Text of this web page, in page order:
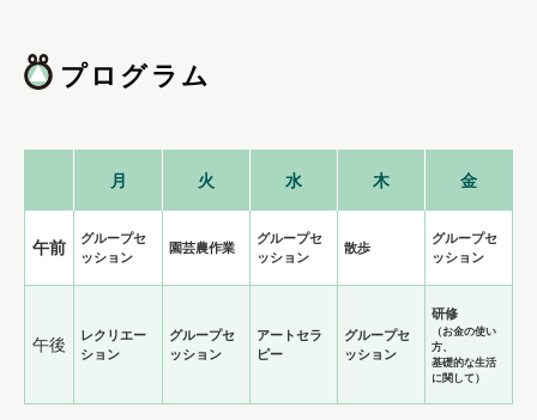
プログラム
月 火 水 木 金
午前
グループセ
ッション
園芸農作業
グループセ
ッション
散歩
グループセ
ッション
午後
レクリエー
ション
グループセ
ッション
アートセラ
ピー
グループセ
ッション
研修
（お金の使い
方、
基礎的な生活
に関して）